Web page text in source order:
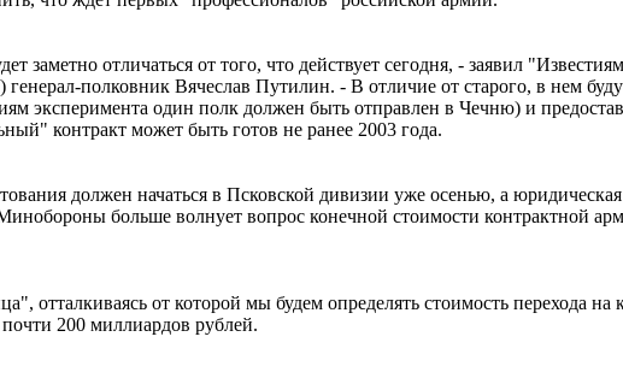
отличаться от того, что действует сегодня, - заявил
полковник Вячеслав Путилин. - В отличие от старого, в нем
эксперимента один полк должен быть отправлен в Чечню) и
контракт может быть готов не ранее 2003 года.
должен начаться в Псковской дивизии уже осенью, а
больше волнует вопрос конечной стоимости контрактной
отталкиваясь от которой мы будем определять стоимость перехода
200 миллиардов рублей.